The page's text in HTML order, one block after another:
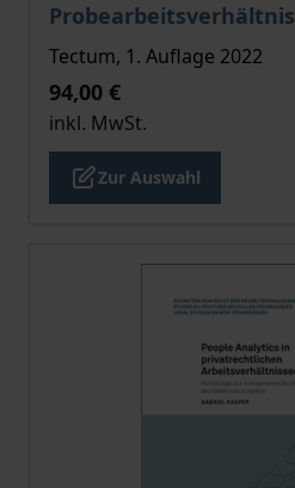
Probearbeitsverhältnis
Tectum, 1. Auflage 2022
94,00 €
inkl. MwSt.
Zur Auswahl